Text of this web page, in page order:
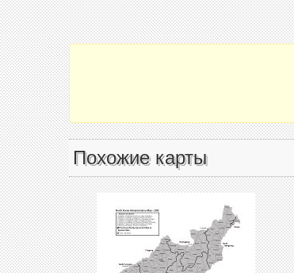
Похожие карты